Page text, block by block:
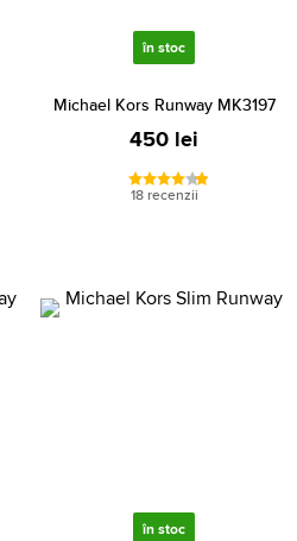
în stoc
Michael Kors Runway MK3197
450 lei
18 recenzii
în stoc